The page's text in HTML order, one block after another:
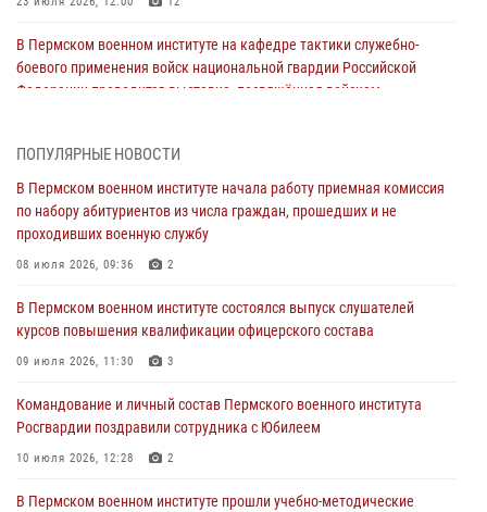
В Пермском военном институте на кафедре тактики служебно-
боевого применения войск национальной гвардии Российской
Федерации проводится выставка, посвящённая войскам
Командование и личный состав Пермского военного института
Росгвардии поздравили сотрудника с Юбилеем
10 июля 2026, 12:28 2
курсов повышения квалификации офицерского состава
09 июля 2026, 11:30 3
по набору абитуриентов из числа граждан, прошедших и не
проходивших военную службу
08 июля 2026, 09:36 2
Военнослужащие Пермского военного института приняли участие в
ПОПУЛЯРНЫЕ НОВОСТИ
В Пермском военном институте начала работу приемная комиссия
по набору абитуриентов из числа граждан, прошедших и не
проходивших военную службу
08 июля 2026, 09:36 2
В Пермском военном институте состоялся выпуск слушателей
курсов повышения квалификации офицерского состава
09 июля 2026, 11:30 3
Командование и личный состав Пермского военного института
Росгвардии поздравили сотрудника с Юбилеем
10 июля 2026, 12:28 2
В Пермском военном институте прошли учебно-методические